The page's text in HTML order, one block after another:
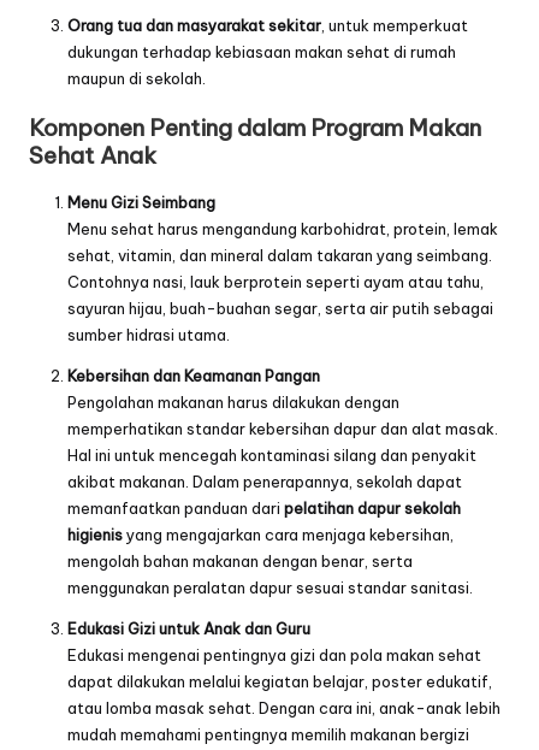
Orang tua dan masyarakat sekitar, untuk memperkuat
dukungan terhadap kebiasaan makan sehat di rumah
maupun di sekolah.
Komponen Penting dalam Program Makan
Sehat Anak
Menu Gizi Seimbang
Menu sehat harus mengandung karbohidrat, protein, lemak
sehat, vitamin, dan mineral dalam takaran yang seimbang.
Contohnya nasi, lauk berprotein seperti ayam atau tahu,
sayuran hijau, buah-buahan segar, serta air putih sebagai
sumber hidrasi utama.
Kebersihan dan Keamanan Pangan
Pengolahan makanan harus dilakukan dengan
memperhatikan standar kebersihan dapur dan alat masak.
Hal ini untuk mencegah kontaminasi silang dan penyakit
akibat makanan. Dalam penerapannya, sekolah dapat
memanfaatkan panduan dari pelatihan dapur sekolah
higienisyang mengajarkan cara menjaga kebersihan,
mengolah bahan makanan dengan benar, serta
menggunakan peralatan dapur sesuai standar sanitasi.
Edukasi Gizi untuk Anak dan Guru
Edukasi mengenai pentingnya gizi dan pola makan sehat
dapat dilakukan melalui kegiatan belajar, poster edukatif,
atau lomba masak sehat. Dengan cara ini, anak-anak lebih
mudah memahami pentingnya memilih makanan bergizi